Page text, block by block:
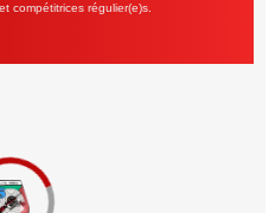
compétitrices régulier(e)s.